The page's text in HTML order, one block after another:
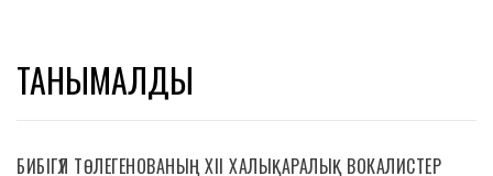
ТАНЫМАЛДЫ
БИБІГҮЛ ТӨЛЕГЕНОВАНЫҢ ХІІ ХАЛЫҚАРАЛЫҚ ВОКАЛИСТЕР